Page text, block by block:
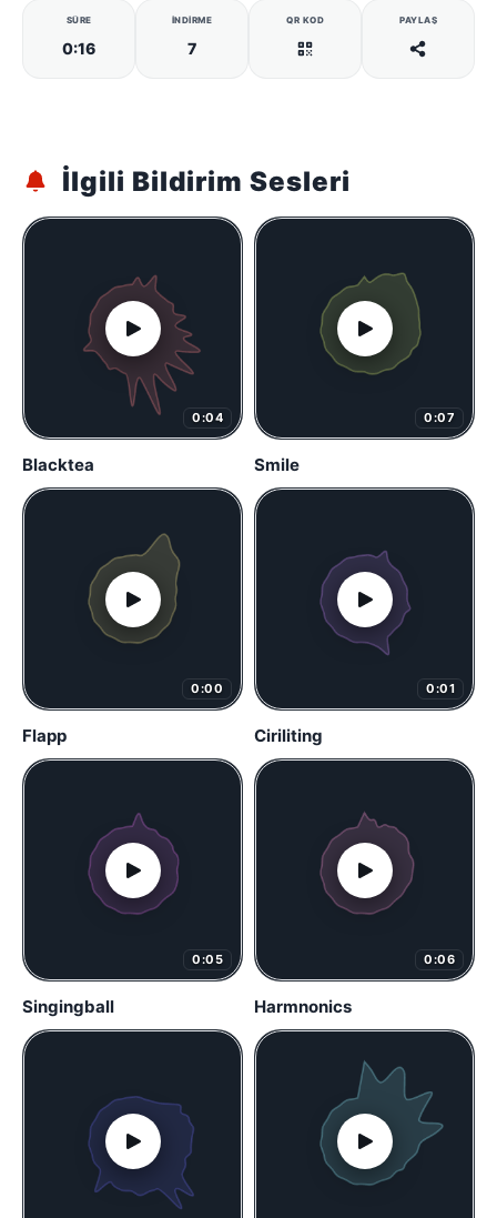
SÜRE
0:16
İNDIRME
7
QR KOD PAYLAŞ
İlgili Bildirim Sesleri
0:04
Blacktea
0:07
Smile
0:00
Flapp
0:01
Ciriliting
0:05
Singingball
0:06
Harmnonics